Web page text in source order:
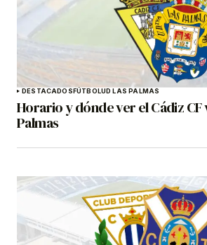
DESTACADOSFÚTBOLUD LAS PALMAS
Horario y dónde ver el Cádiz CF
Palmas